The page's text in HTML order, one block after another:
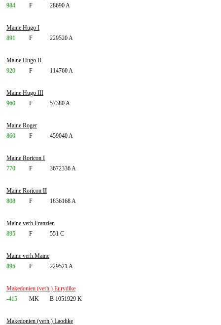
984
F 28690 A
Maine Hugo I
891
F 229520 A
Maine Hugo II
920
F 114760 A
Maine Hugo III
960
F 57380 A
Maine Roger
860
F 459040 A
Maine Roricon I
770
F 3672336 A
Maine Roricon II
808
F 1836168 A
Maine verh.Franzien
895
F 551 C
Maine verh.Maine
895
F 229521 A
Makedonien (verh.) Eurydike
-415
MK B 1051929 K
Makedonien (verh.) Laodike